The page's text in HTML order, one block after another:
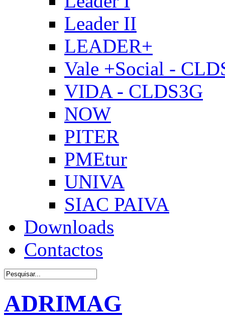
Leader II
LEADER+
Vale +Social -
VIDA - CLDS3G
NOW
PITER
PMEtur
UNIVA
SIAC PAIVA
Downloads
Contactos
ADRIMAG